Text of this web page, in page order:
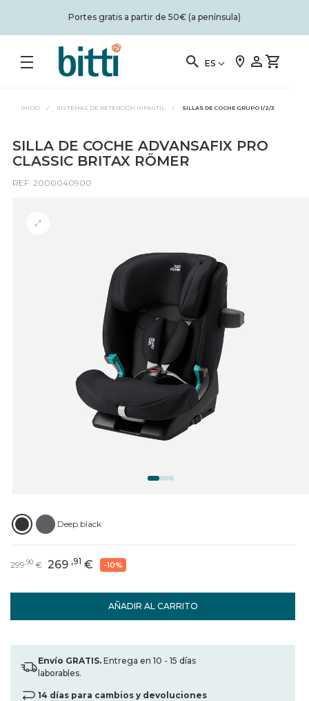
Portes gratis a partir de 50€ (a península)
ES
INICIO / SISTEMAS DE RETENCIÓN INFANTIL / SILLAS DE COCHE GRUPO 1/2/3
SILLA DE COCHE ADVANSAFIX PRO
CLASSIC BRITAX RÖMER
REF: 2000040900
Deep black
AÑADIR AL CARRITO
299 ,90 € 269 ,91 € -10%
Envío GRATIS. Entrega en 10 - 15 días
laborables.
14 días para cambios y devoluciones